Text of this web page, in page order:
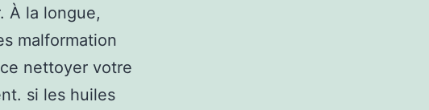
À la longue,
malformation
nettoyer votre
si les huiles